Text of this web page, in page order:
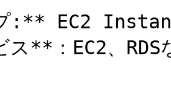
:** EC2
**：EC2、RDS